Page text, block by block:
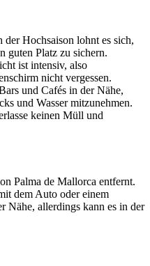
der Hochsaison lohnt es sich,
guten Platz zu sichern.
ist intensiv, also
nicht vergessen.
und Cafés in der Nähe,
und Wasser mitzunehmen.
keinen Müll und
Palma de Mallorca entfernt.
dem Auto oder einem
Nähe, allerdings kann es in der